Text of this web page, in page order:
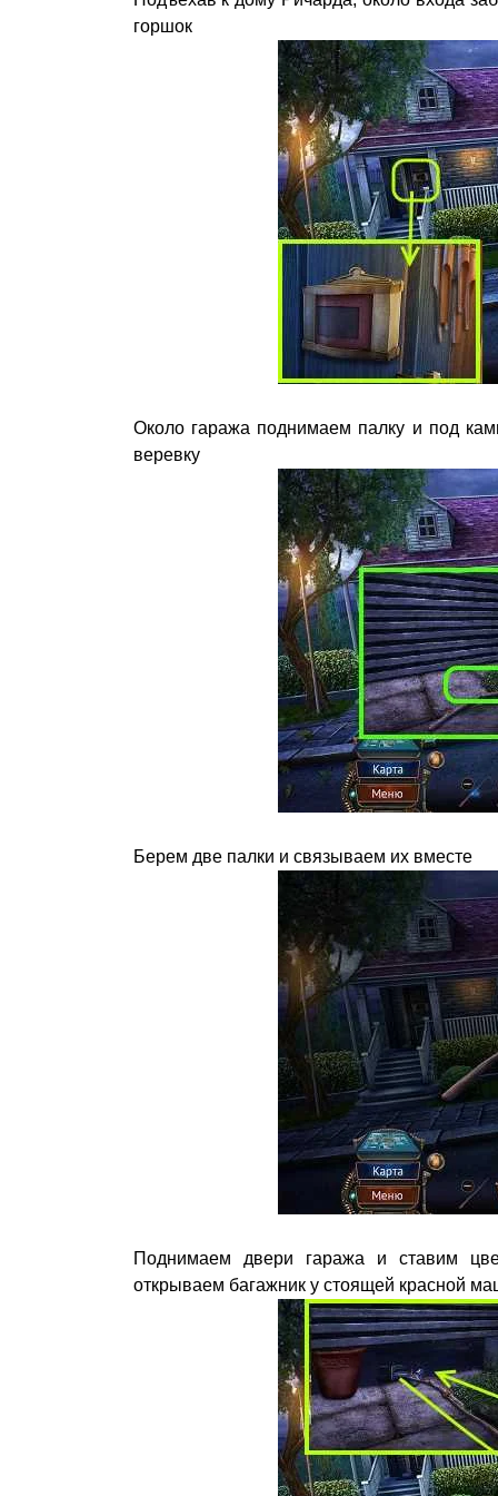
горшок
Около гаража поднимаем палку и под
веревку
Берем две палки и связываем их вместе
Поднимаем двери гаража и ставим
открываем багажник у стоящей красной